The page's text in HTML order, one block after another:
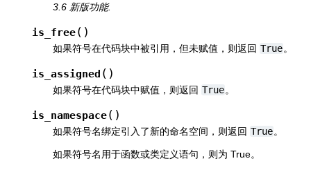
3.6 新版功能.
is_free( )
如果符号在代码块中被引用，但未赋值，则返回 True。
is_assigned ( )
如果符号在代码块中赋值，则返回 True。
is_namespace( )
如果符号名绑定引入了新的命名空间，则返回 True。
如果符号名用于函数或类定义语句，则为 True。